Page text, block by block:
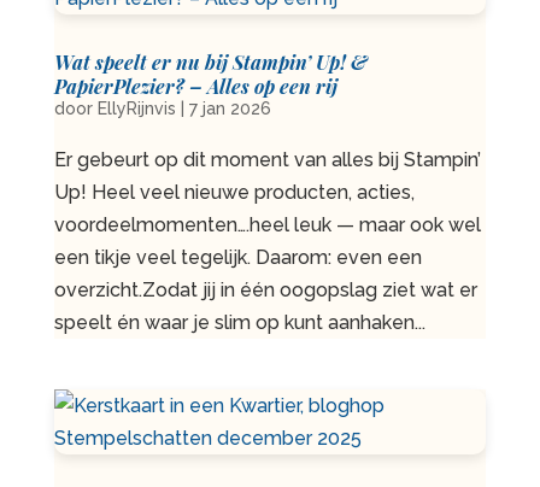
Wat speelt er nu bij Stampin’ Up! &
PapierPlezier? – Alles op een rij
door EllyRijnvis 7 jan 2026
Er gebeurt op dit moment van alles bij Stampin’
Up! Heel veel nieuwe producten, acties,
voordeelmomenten….heel leuk — maar ook wel
een tikje veel tegelijk. Daarom: even een
overzicht.Zodat jij in één oogopslag ziet wat er
speelt én waar je slim op kunt aanhaken...